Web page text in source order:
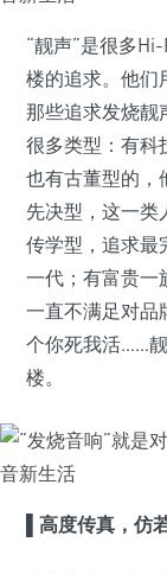
“靓声”是很多
楼的追求。他们
那些追求发烧靓
很多类型：有科
也有古董型的，
先决型，这一类
传学型，追求最
一代；有富贵一
一直不满足对品
个你死我活……
楼。
高度传真，仿